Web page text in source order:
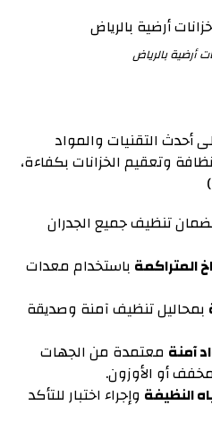
أرضية بالرياض
أحدث التقنيات والمواد
وتعقيم الخزانات بكفاءة،
تنظيف جميع الجدران
المتراكمة باستخدام معدات
بمحاليل تنظيف آمنة وصديقة
آمنة معتمدة من الجهات
أو الأوزون.
النظيفة وإجراء اختبار للتأكد